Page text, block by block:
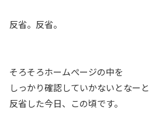
反省。反省。
そろそろホームぺージの中を
しっかり確認していかないとなーと
反省した今日、この頃です。